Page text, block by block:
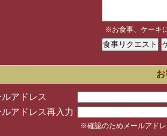
※お食事、ケーキ
ルアドレス
ルアドレス再入力
※確認のためメールアド